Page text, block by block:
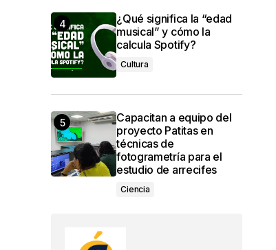
¿Qué significa la “edad
musical” y cómo la
calcula Spotify?
Cultura
Capacitan a equipo del
proyecto Patitas en
técnicas de
fotogrametría para el
estudio de arrecifes
Ciencia